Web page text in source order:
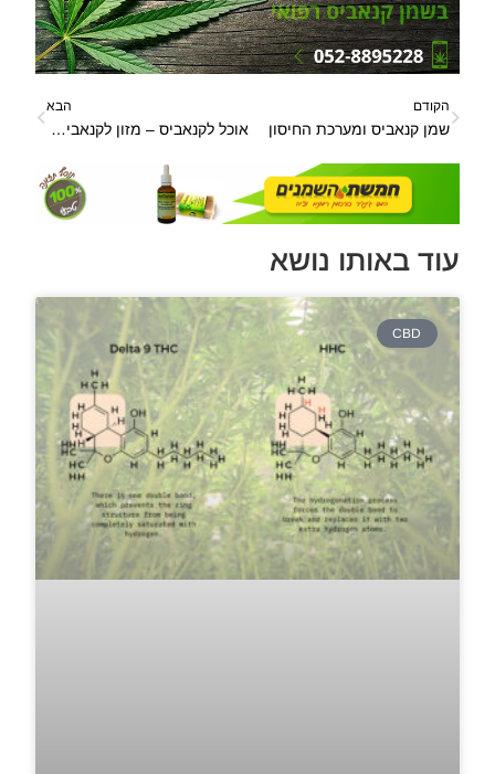
הקודם
שמן קנאביס ומערכת החיסון
הבא
אוכל לקנאביס – מזון לקנאביס מה קנאביס אוהב לאכול ?
עוד באותו נושא
CBD